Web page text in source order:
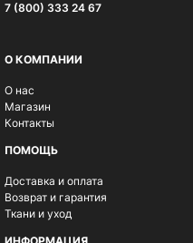
7 (800) 333 24 67
О КОМПАНИИ
О нас
Магазин
Контакты
ПОМОЩЬ
Доставка и оплата
Возврат и гарантия
Ткани и уход